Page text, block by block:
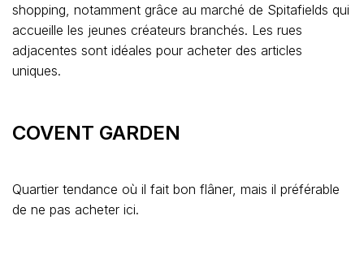
shopping, notamment grâce au marché de Spitafields qui
accueille les jeunes créateurs branchés. Les rues
adjacentes sont idéales pour acheter des articles
uniques.
COVENT GARDEN
Quartier tendance où il fait bon flâner, mais il préférable
de ne pas acheter ici.